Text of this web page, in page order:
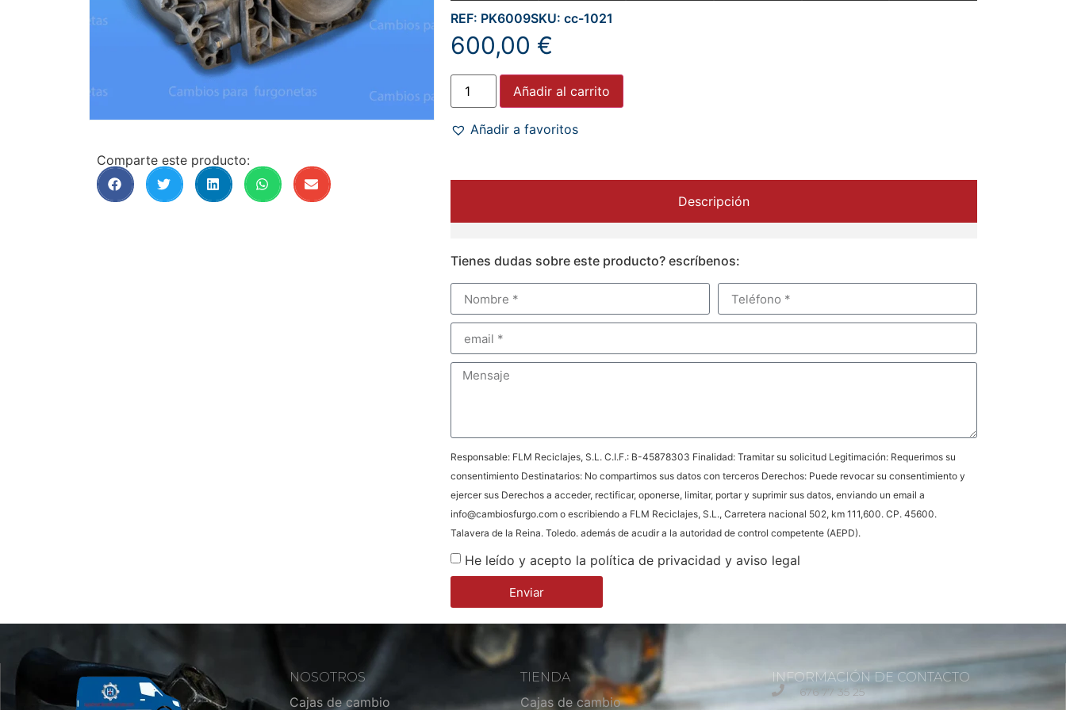
Comparte este producto:
REF: PK6009SKU: cc-1021
600,00 €
Añadir al carrito
Añadir a favoritos
Descripción
Tienes dudas sobre este producto? escríbenos:
Responsable: FLM Reciclajes, S.L. C.I.F.: B-45878303 Finalidad: Tramitar su solicitud Legitimación: Requerimos su
consentimiento Destinatarios: No compartimos sus datos con terceros Derechos: Puede revocar su consentimiento y
ejercer sus Derechos a acceder, rectificar, oponerse, limitar, portar y suprimir sus datos, enviando un email a
info@cambiosfurgo.com o escribiendo a FLM Reciclajes, S.L., Carretera nacional 502, km 111,600. CP. 45600.
Talavera de la Reina. Toledo. además de acudir a la autoridad de control competente (AEPD).
He leído y acepto la política de privacidad y aviso legal
Enviar
NOSOTROS
Cajas de cambio
TIENDA
Cajas de cambio
INFORMACIÓN DE CONTACTO
676 77 35 25